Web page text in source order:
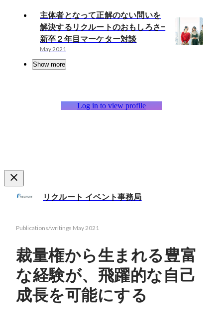
主体者となって正解のない問いを
解決するリクルートのおもしろさ-
新卒２年目マーケター対談
May 2021
Show more
Log in to view profile
リクルート イベント事務局
Publications/writings May 2021
裁量権から生まれる豊富
な経験が、飛躍的な自己
成長を可能にする